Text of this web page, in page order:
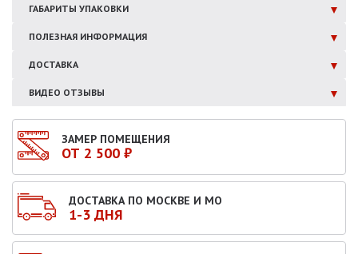
ГАБАРИТЫ УПАКОВКИ
ПОЛЕЗНАЯ ИНФОРМАЦИЯ
ДОСТАВКА
ВИДЕО ОТЗЫВЫ
ЗАМЕР ПОМЕЩЕНИЯ
ОТ 2 500 ₽
ДОСТАВКА ПО МОСКВЕ И МО
1-3 ДНЯ